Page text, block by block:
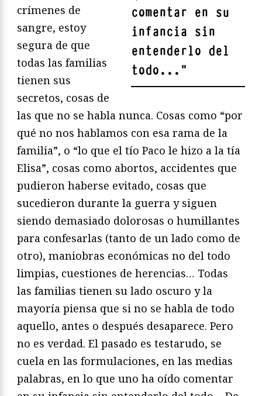
comentar en su
infancia sin
entenderlo del
todo... "
crímenes de
sangre, estoy
segura de que
todas las familias
tienen sus
secretos, cosas de
las que no se habla nunca. Cosas como “por
qué no nos hablamos con esa rama de la
familia”, o “lo que el tío Paco le hizo a la tía
Elisa”, cosas como abortos, accidentes que
pudieron haberse evitado, cosas que
sucedieron durante la guerra y siguen
siendo demasiado dolorosas o humillantes
para confesarlas (tanto de un lado como de
otro), maniobras económicas no del todo
limpias, cuestiones de herencias… Todas
las familias tienen su lado oscuro y la
mayoría piensa que si no se habla de todo
aquello, antes o después desaparece. Pero
no es verdad. El pasado es testarudo, se
cuela en las formulaciones, en las medias
palabras, en lo que uno ha oído comentar